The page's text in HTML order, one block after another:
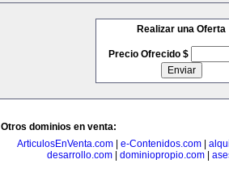
Realizar una Oferta
Precio Ofrecido $
Otros dominios en venta:
ArticulosEnVenta.com| e-Contenidos.com|
desarrollo.com| dominiopropio.com|